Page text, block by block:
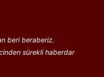
beri beraberiz.
sürekli haberdar